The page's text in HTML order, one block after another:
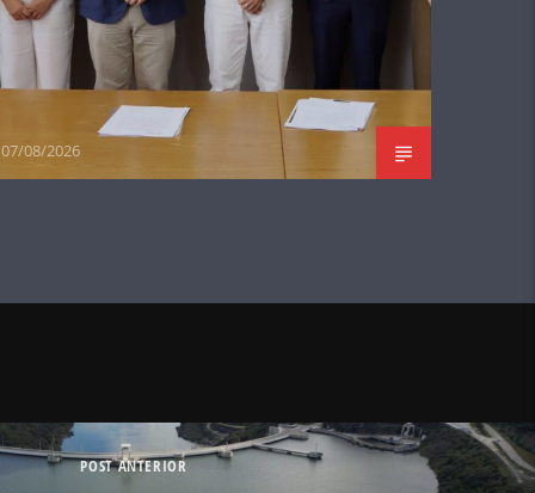
07/08/2026
POST ANTERIOR